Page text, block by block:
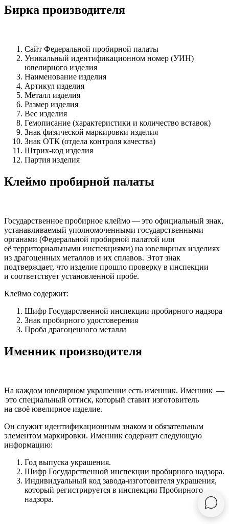
Бирка производителя
Сайт Федеральной пробирной палаты
Уникальный идентификационном номер (УИН)
ювелирного изделия
Наименование изделия
Артикул изделия
Металл изделия
Размер изделия
Вес изделия
Гемописание (характеристики и количество вставок)
Знак физической маркировки изделия
Знак ОТК (отдела контроля качества)
Штрих-код изделия
Партия изделия
Клеймо пробирной палаты
Государственное пробирное клеймо — это официальный знак,
устанавливаемый уполномоченными государственными
органами (Федеральной пробирной палатой или
её территориальными инспекциями) на ювелирных изделиях
из драгоценных металлов и их сплавов. Этот знак
подтверждает, что изделие прошло проверку в инспекции
и соответствует установленной пробе.
Клеймо содержит:
Шифр Государственной инспекции пробирного надзора
Знак пробирного удостоверения
Проба драгоценного металла
Именник производителя
На каждом ювелирном украшении есть именник. Именник —
это специальный оттиск, который ставит изготовитель
на своё ювелирное изделие.
Он служит идентификационным знаком и обязательным
элементом маркировки. Именник содержит следующую
информацию:
Год выпуска украшения.
Шифр Государственной инспекции пробирного надзора.
Индивидуальный код завода-изготовителя украшения,
который регистрируется в инспекции Пробирного
надзора.